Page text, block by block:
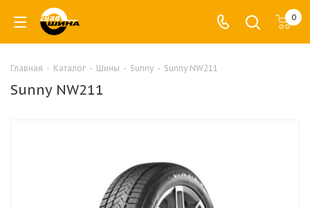
0
Главная - Каталог - Шины - Sunny - Sunny NW211
Sunny NW211